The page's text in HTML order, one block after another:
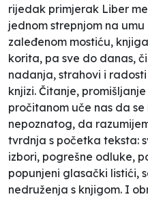
rijedak primjerak Liber
jednom strepnjom na
zaleđenom mostiću,
korita, pa sve do danas,
nadanja, strahovi i
knjizi. Čitanje,
pročitanom uče nas da
nepoznatog, da
tvrdnja s početka teksta:
izbori, pogrešne odluke,
popunjeni glasački listići,
nedruženja s knjigom. I